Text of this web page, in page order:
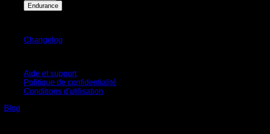
Endurance
Changelog
Aide et support
Politique de confidentialité
Conditions d'utilisation
Blog